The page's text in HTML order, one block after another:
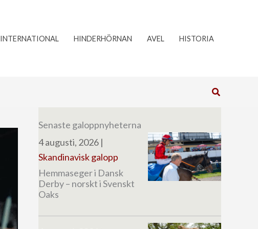
INTERNATIONAL HINDERHÖRNAN AVEL HISTORIA
Sök
Senaste galoppnyheterna
4 augusti, 2026 |
Skandinavisk galopp
Hemmaseger i Dansk
Derby – norskt i Svenskt
Oaks